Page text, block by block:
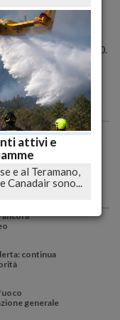
e
23 di stasera. Dalle
attraverso chiamata
stesso numero: 48580.
tutte le indicazioni
ancora
continua
generale
attivi e
e al Teramano,
sono...